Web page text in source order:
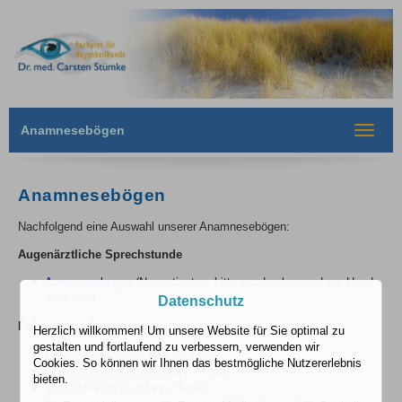
Anamnesebögen
Toggle
Anamnesebögen
Nachfolgend eine Auswahl unserer Anamnesebögen:
Augenärztliche Sprechstunde
Anamnesebogen(Neupatienten, bitte ausdrucken und per Hand
Präventions-Sprechstunde
Ernährungsanalyse ( Mann /Frau)
Gesundheitsberatung (Mann /Frau)
Datenschutz
Herzlich willkommen! Um unsere Website für Sie optimal zu
gestalten und fortlaufend zu verbessern, verwenden wir
Cookies. So können wir Ihnen das bestmögliche Nutzererlebnis
bieten.